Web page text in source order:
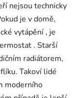
nejsou technicky
je v domě,
vytápění , je
. Starší
radiátorem,
Takoví lidé
moderního